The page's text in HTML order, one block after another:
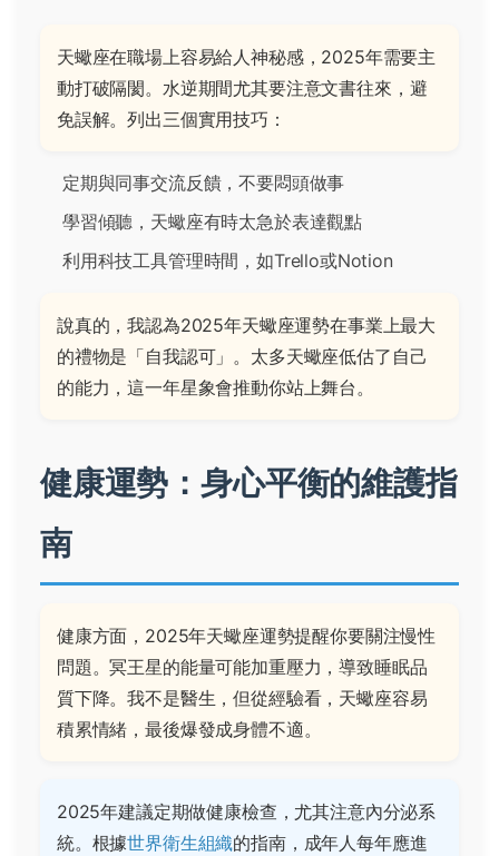
天蠍座在職場上容易給人神秘感，2025年需要主
動打破隔閡。水逆期間尤其要注意文書往來，避
免誤解。列出三個實用技巧：
定期與同事交流反饋，不要悶頭做事
學習傾聽，天蠍座有時太急於表達觀點
利用科技工具管理時間，如Trello或Notion
說真的，我認為2025年天蠍座運勢在事業上最大
的禮物是「自我認可」。太多天蠍座低估了自己
的能力，這一年星象會推動你站上舞台。
健康運勢：身心平衡的維護指
南
健康方面，2025年天蠍座運勢提醒你要關注慢性
問題。冥王星的能量可能加重壓力，導致睡眠品
質下降。我不是醫生，但從經驗看，天蠍座容易
積累情緒，最後爆發成身體不適。
2025年建議定期做健康檢查，尤其注意內分泌系
統。根據世界衛生組織的指南，成年人每年應進